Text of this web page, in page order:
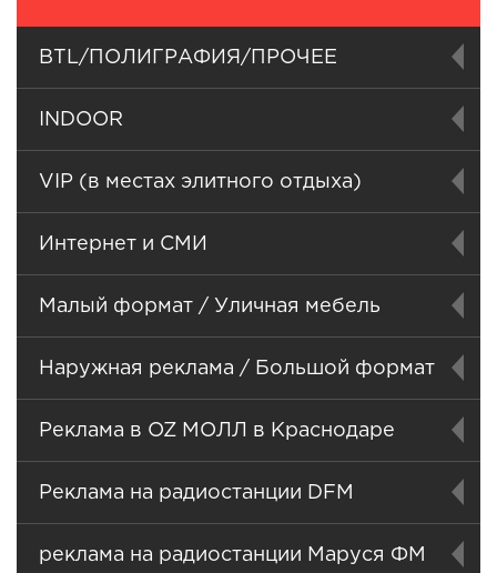
BTL/ПОЛИГРАФИЯ/ПРОЧЕЕ
INDOOR
VIP (в местах элитного отдыха)
Интернет и СМИ
Малый формат / Уличная мебель
Наружная реклама / Большой формат
Реклама в OZ МОЛЛ в Краснодаре
Реклама на радиостанции DFM
реклама на радиостанции Маруся ФМ